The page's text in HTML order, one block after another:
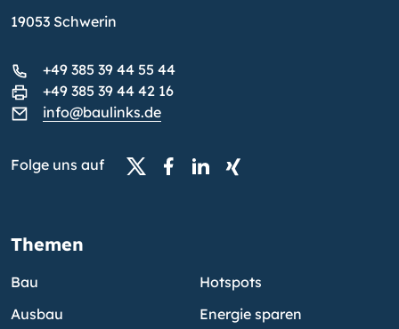
19053 Schwerin
+49 385 39 44 55 44
+49 385 39 44 42 16
info@baulinks.de
Folge uns auf
Themen
Bau
Ausbau
Hotspots
Energie sparen